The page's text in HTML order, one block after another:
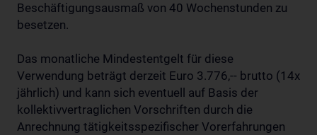
Beschäftigungsausmaß von 40 Wochenstunden zu
besetzen.
Das monatliche Mindestentgelt für diese
Verwendung beträgt derzeit Euro 3.776,-- brutto (14x
jährlich) und kann sich eventuell auf Basis der
kollektivvertraglichen Vorschriften durch die
Anrechnung tätigkeitsspezifischer Vorerfahrungen